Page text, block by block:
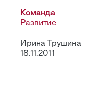
Команда
Развитие
Ирина Трушина
18.11.2011